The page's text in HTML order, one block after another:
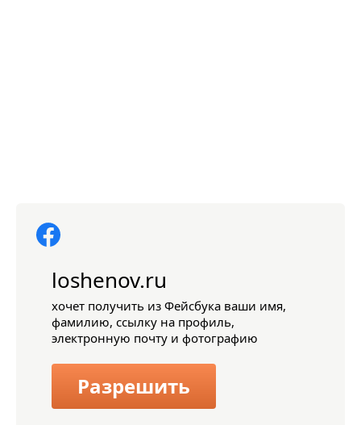
loshenov.ru
хочет получить из Фейсбука ваши имя,
фамилию, ссылку на профиль,
электронную почту и фотографию
Разрешить